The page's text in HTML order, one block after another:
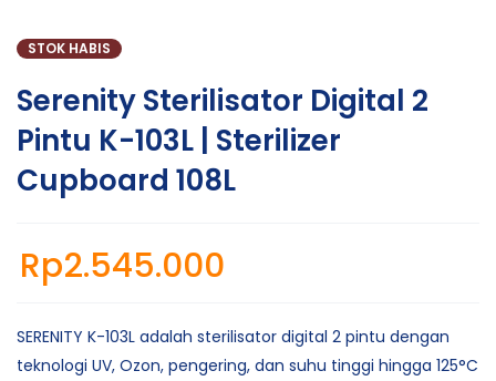
STOK HABIS
Serenity Sterilisator Digital 2
Pintu K-103L | Sterilizer
Cupboard 108L
Rp2.545.000
SERENITY K-103L adalah sterilisator digital 2 pintu dengan
teknologi UV, Ozon, pengering, dan suhu tinggi hingga 125°C